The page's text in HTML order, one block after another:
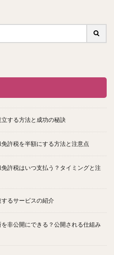
立する方法と成功の秘訣
許税を半額にする方法と注意点
許税はいつ支払う？タイミングと注
るサービスの紹介
を非公開にできる？公開される仕組み